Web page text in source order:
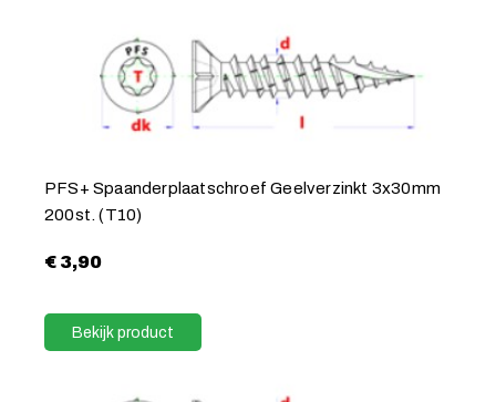
PFS+ Spaanderplaatschroef Geelverzinkt 3x30mm
200st. (T10)
€3,90
Bekijk product